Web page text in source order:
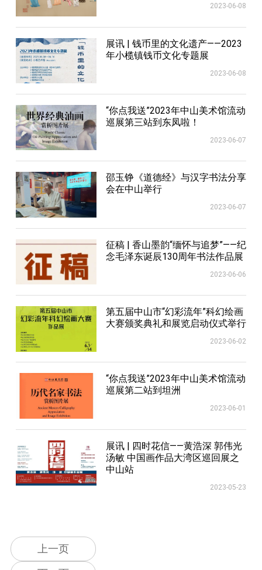
2023-06-08
展讯 | 钱币里的文化遗产——2023
年小榄镇钱币文化专题展
2023-06-08
“你点我送”2023年中山美术馆流动
巡展第三站到东凤啦！
2023-06-07
邵玉铮《道德经》与汉字书法分享
会在中山举行
2023-06-07
征稿 | 香山墨韵“缅怀与追梦”——纪
念毛泽东诞辰130周年书法作品展
2023-06-06
第五届中山市“幻彩流年”科幻绘画
大赛颁奖典礼和展览启动仪式举行
2023-06-02
“你点我送”2023年中山美术馆流动
巡展第二站到坦洲
2023-06-01
展讯 | 四时花信——黄浩深 郭伟光
汤敏 中国画作品大湾区巡回展之
中山站
2023-05-23
上一页